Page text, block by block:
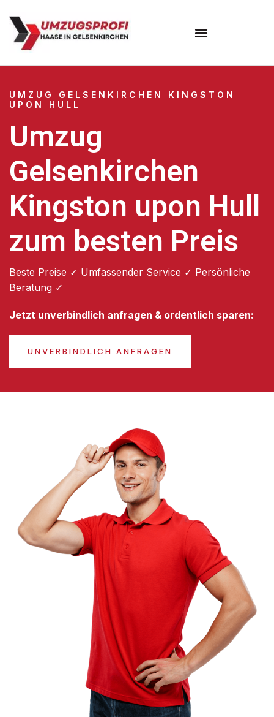
UMZUG GELSENKIRCHEN KINGSTON
UPON HULL
Umzug
Gelsenkirchen
Kingston upon Hull
zum besten Preis
Beste Preise ✓ Umfassender Service ✓ Persönliche
Beratung ✓
Jetzt unverbindlich anfragen & ordentlich sparen:
UNVERBINDLICH ANFRAGEN